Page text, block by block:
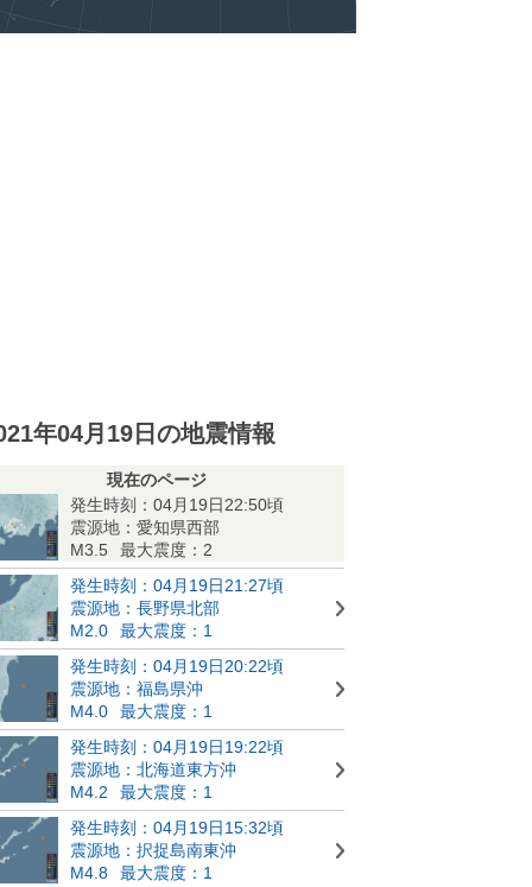
年04月19日の地震情報
現在のページ
発生時刻：04月19日22:50頃
震源地：愛知県西部
M3.5
最大震度：2
発生時刻：04月19日21:27頃
震源地：長野県北部
M2.0
最大震度：1
発生時刻：04月19日20:22頃
震源地：福島県沖
M4.0
最大震度：1
発生時刻：04月19日19:22頃
震源地：北海道東方沖
M4.2
最大震度：1
発生時刻：04月19日15:32頃
震源地：択捉島南東沖
M4.8
最大震度：1